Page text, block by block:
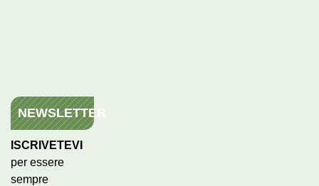
NEWSLETTER
ISCRIVETEVI
per essere
sempre